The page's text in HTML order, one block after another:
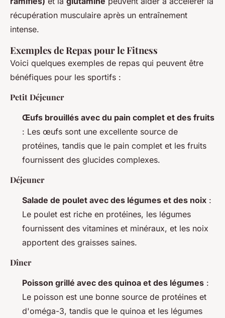
récupération musculaire après un entraînement
intense.
Exemples de Repas pour le Fitness
Voici quelques exemples de repas qui peuvent être
bénéfiques pour les sportifs :
Petit Déjeuner
Œufs brouillés avec du pain complet et des fruits
: Les œufs sont une excellente source de
protéines, tandis que le pain complet et les fruits
fournissent des glucides complexes.
Déjeuner
Salade de poulet avec des légumes et des noix :
Le poulet est riche en protéines, les légumes
fournissent des vitamines et minéraux, et les noix
apportent des graisses saines.
Dîner
Poisson grillé avec des quinoa et des légumes :
Le poisson est une bonne source de protéines et
d'oméga-3, tandis que le quinoa et les légumes